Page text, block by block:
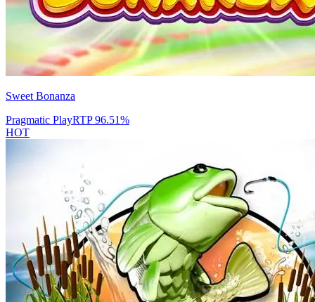
Sweet Bonanza
Pragmatic PlayRTP96.51%
HOT